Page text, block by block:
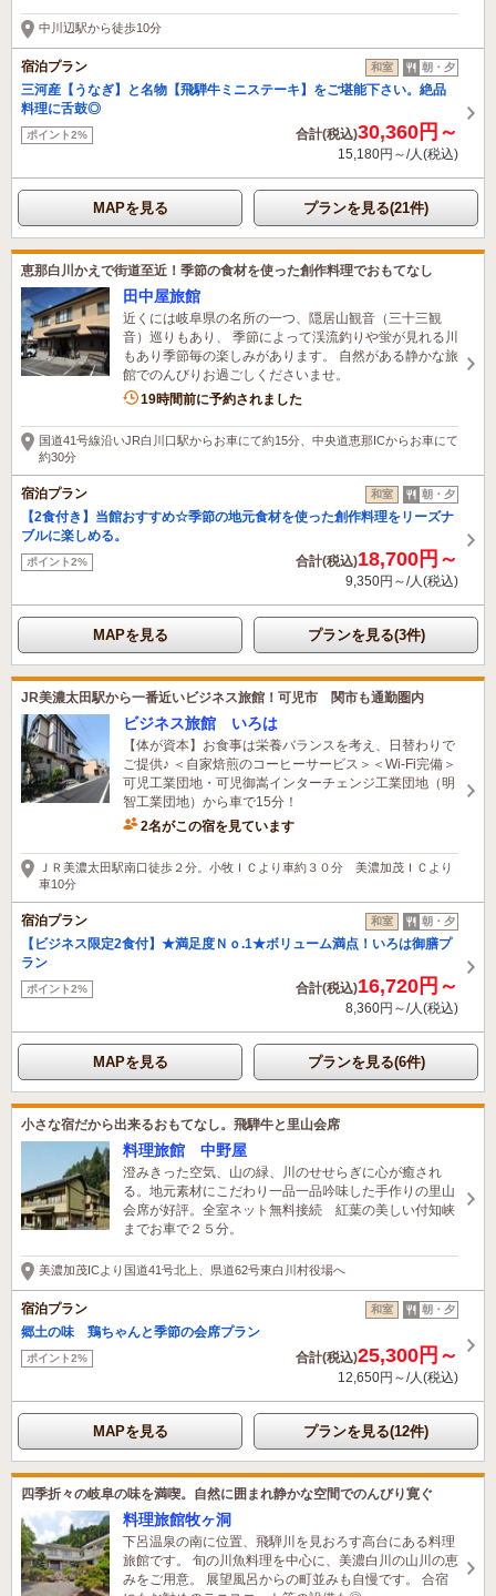
中川辺駅から徒歩10分
宿泊プラン 和室 朝・夕
三河産【うなぎ】と名物【飛騨牛ミニステーキ】をご堪能下さい。絶品
料理に舌鼓◎
ポイント2% 合計(税込)30,360円～
15,180円～/人(税込)
MAPを見る プランを見る(21件)
恵那白川かえで街道至近！季節の食材を使った創作料理でおもてなし
田中屋旅館
近くには岐阜県の名所の一つ、隠居山観音（三十三観
音）巡りもあり、 季節によって渓流釣りや蛍が見れる川
もあり季節毎の楽しみがあります。 自然がある静かな旅
館でのんびりお過ごしくださいませ。
19時間前に予約されました
国道41号線沿いJR白川口駅からお車にて約15分、中央道恵那ICからお車にて
約30分
宿泊プラン 和室 朝・夕
【2食付き】当館おすすめ☆季節の地元食材を使った創作料理をリーズナ
ブルに楽しめる。
ポイント2% 合計(税込)18,700円～
9,350円～/人(税込)
MAPを見る プランを見る(3件)
JR美濃太田駅から一番近いビジネス旅館！可児市 関市も通勤圏内
ビジネス旅館 いろは
【体が資本】お食事は栄養バランスを考え、日替わりで
ご提供♪ ＜自家焙煎のコーヒーサービス＞＜Wi-Fi完備＞
可児工業団地・可児御嵩インターチェンジ工業団地（明
智工業団地）から車で15分！
2名がこの宿を見ています
ＪＲ美濃太田駅南口徒歩２分。小牧ＩＣより車約３０分 美濃加茂ＩＣより
車10分
宿泊プラン 和室 朝・夕
【ビジネス限定2食付】★満足度Ｎｏ.1★ボリューム満点！いろは御膳プ
ラン
ポイント2% 合計(税込)16,720円～
8,360円～/人(税込)
MAPを見る プランを見る(6件)
小さな宿だから出来るおもてなし。飛騨牛と里山会席
料理旅館 中野屋
澄みきった空気、山の緑、川のせせらぎに心が癒され
る。地元素材にこだわり一品一品吟味した手作りの里山
会席が好評。全室ネット無料接続 紅葉の美しい付知峡
までお車で２５分。
美濃加茂ICより国道41号北上、県道62号東白川村役場へ
宿泊プラン 和室 朝・夕
郷土の味 鶏ちゃんと季節の会席プラン
ポイント2% 合計(税込)25,300円～
12,650円～/人(税込)
MAPを見る プランを見る(12件)
四季折々の岐阜の味を満喫。自然に囲まれ静かな空間でのんびり寛ぐ
料理旅館牧ヶ洞
下呂温泉の南に位置、飛騨川を見おろす高台にある料理
旅館です。 旬の川魚料理を中心に、美濃白川の山川の恵
みをご用意。 展望風呂からの町並みも自慢です。 合宿